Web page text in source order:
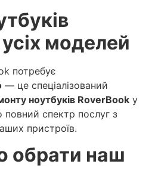
моделей
потребує
— це спеціалізований
ноутбуків RoverBook у
спектр послуг з
пристроїв.
обрати наш